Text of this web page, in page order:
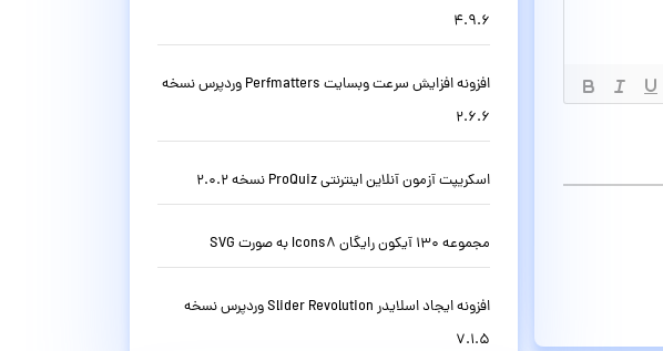
4.9.6
افزونه افزایش سرعت وبسایت Perfmatters وردپرس نسخه
2.6.6
اسکریپت آزمون آنلاین اینترنتی ProQuiz نسخه 2.0.2
مجموعه 130 آیکون رایگان Icons8 به صورت SVG
افزونه ایجاد اسلایدر Slider Revolution وردپرس نسخه
7.1.5